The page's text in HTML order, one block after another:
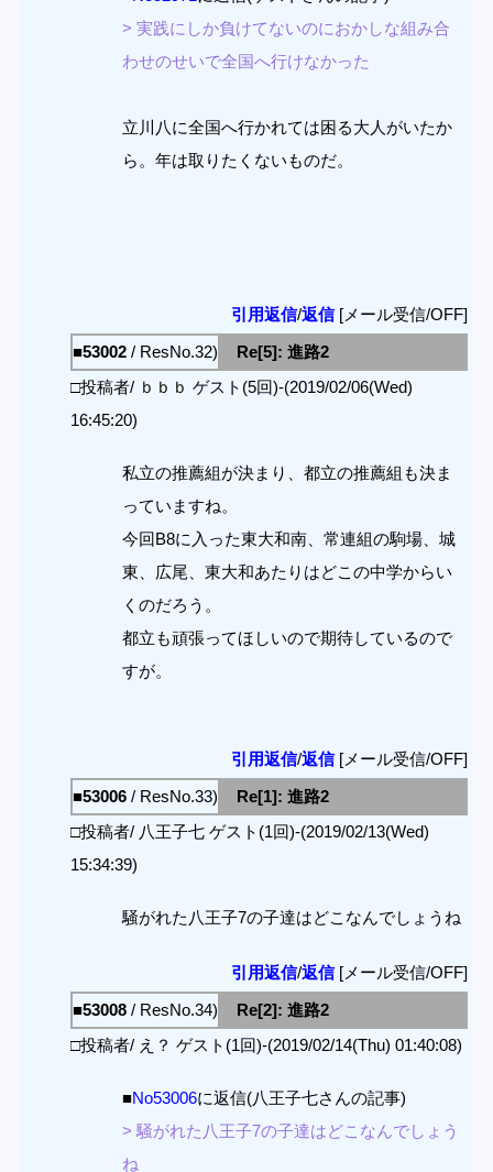
> 実践にしか負けてないのにおかしな組み合
わせのせいで全国へ行けなかった
立川八に全国へ行かれては困る大人がいたか
ら。年は取りたくないものだ。
引用返信/返信[メール受信/OFF]
■53002 / ResNo.32)
Re[5]: 進路2
□投稿者/ ｂｂｂ ゲスト(5回)-(2019/02/06(Wed)
16:45:20)
私立の推薦組が決まり、都立の推薦組も決ま
っていますね。
今回B8に入った東大和南、常連組の駒場、城
東、広尾、東大和あたりはどこの中学からい
くのだろう。
都立も頑張ってほしいので期待しているので
すが。
引用返信/返信[メール受信/OFF]
■53006 / ResNo.33)
Re[1]: 進路2
□投稿者/ 八王子七 ゲスト(1回)-(2019/02/13(Wed)
15:34:39)
騒がれた八王子7の子達はどこなんでしょうね
引用返信/返信[メール受信/OFF]
■53008 / ResNo.34)
Re[2]: 進路2
□投稿者/ え？ ゲスト(1回)-(2019/02/14(Thu) 01:40:08)
■No53006に返信(八王子七さんの記事)
> 騒がれた八王子7の子達はどこなんでしょう
ね